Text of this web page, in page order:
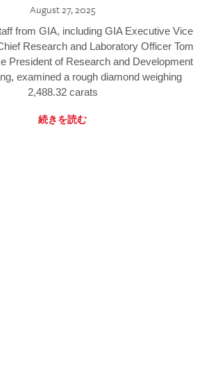
August 27, 2025
from GIA, including GIA Executive Vice
Research and Laboratory Officer Tom
President of Research and Development
examined a rough diamond weighing
2,488.32 carats
続きを読む